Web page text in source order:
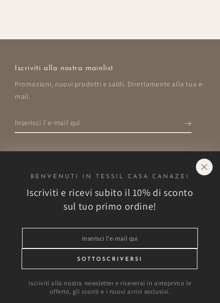
Iscriviti alla nostra mainlist
Promozioni, nuovi prodotti e saldi. Direttamente alla tua e-
mail.
Inserisci
l'e-
BENVENUTI IN TESSIL CASA CANAZEI
Iscriviti e ricevi subito il 10% di sconto
sul tuo primo ordine!
l'e-
SOTTOSCRIVERSI
Iscriviti alla nostra newsletter e riceverai in anteprima le
offerte, gli sconti e i nuovi arrivi esclusivi.